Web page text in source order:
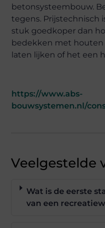
betonsysteembouw.
tegens. Prijstechnisch
stuk goedkoper dan
bedekken met houten
laten lijken of het een
https://www.abs-
bouwsystemen.nl/
Veelgestelde
Wat is de eerste
van een